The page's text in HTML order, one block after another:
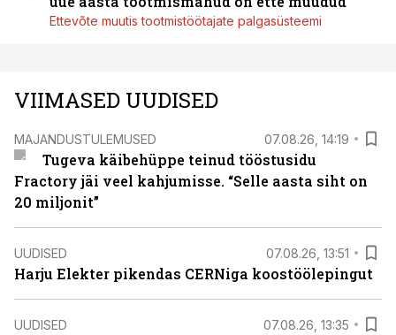
Ettevõte muutis tootmistöötajate palgasüsteemi
VIIMASED UUDISED
MAJANDUSTULEMUSED 07.08.26, 14:19
Tugeva käibehüppe teinud tööstusidu
Fractory jäi veel kahjumisse. “Selle aasta siht on
20 miljonit”
UUDISED 07.08.26, 13:51
Harju Elekter pikendas CERNiga koostöölepingut
UUDISED 07.08.26, 13:35